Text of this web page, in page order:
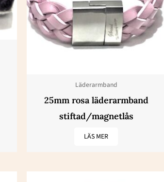
Läderarmband
25mm rosa läderarmband
stiftad/magnetlås
LÄS MER